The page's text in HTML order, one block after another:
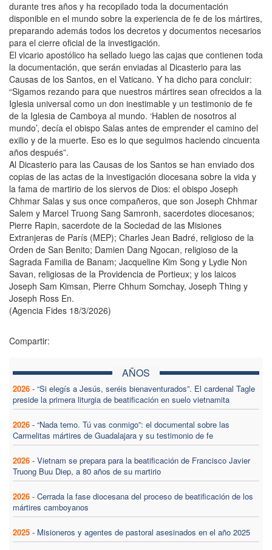
durante tres años y ha recopilado toda la documentación
disponible en el mundo sobre la experiencia de fe de los mártires,
preparando además todos los decretos y documentos necesarios
para el cierre oficial de la investigación.
El vicario apostólico ha sellado luego las cajas que contienen toda
la documentación, que serán enviadas al Dicasterio para las
Causas de los Santos, en el Vaticano. Y ha dicho para concluir:
“Sigamos rezando para que nuestros mártires sean ofrecidos a la
Iglesia universal como un don inestimable y un testimonio de fe
de la Iglesia de Camboya al mundo. ‘Hablen de nosotros al
mundo’, decía el obispo Salas antes de emprender el camino del
exilio y de la muerte. Eso es lo que seguimos haciendo cincuenta
años después”.
Al Dicasterio para las Causas de los Santos se han enviado dos
copias de las actas de la investigación diocesana sobre la vida y
la fama de martirio de los siervos de Dios: el obispo Joseph
Chhmar Salas y sus once compañeros, que son Joseph Chhmar
Salem y Marcel Truong Sang Samronh, sacerdotes diocesanos;
Pierre Rapin, sacerdote de la Sociedad de las Misiones
Extranjeras de París (MEP); Charles Jean Badré, religioso de la
Orden de San Benito; Damien Dang Ngocan, religioso de la
Sagrada Familia de Banam; Jacqueline Kim Song y Lydie Non
Savan, religiosas de la Providencia de Portieux; y los laicos
Joseph Sam Kimsan, Pierre Chhum Somchay, Joseph Thing y
Joseph Ross En.
(Agencia Fides 18/3/2026)
Compartir:
AÑOS
2026 - “Si elegís a Jesús, seréis bienaventurados”. El cardenal Tagle
preside la primera liturgia de beatificación en suelo vietnamita
2026 - “Nada temo. Tú vas conmigo”: el documental sobre las
Carmelitas mártires de Guadalajara y su testimonio de fe
2026 - Vietnam se prepara para la beatificación de Francisco Javier
Truong Buu Diep, a 80 años de su martirio
2026 - Cerrada la fase diocesana del proceso de beatificación de los
mártires camboyanos
2025 - Misioneros y agentes de pastoral asesinados en el año 2025